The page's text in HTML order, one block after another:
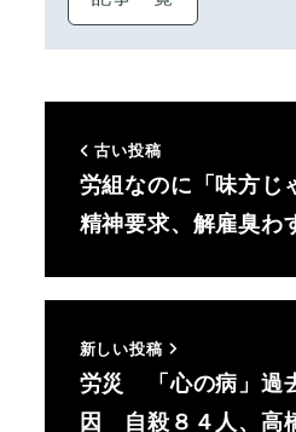
古い投稿
労組なのに「味方
精神要求、解雇臭わ
新しい投稿
労災 「心の病」過
因 自殺８４人、